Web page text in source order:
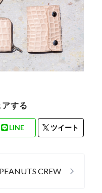
する
LINE ツイート
PEANUTS CREW